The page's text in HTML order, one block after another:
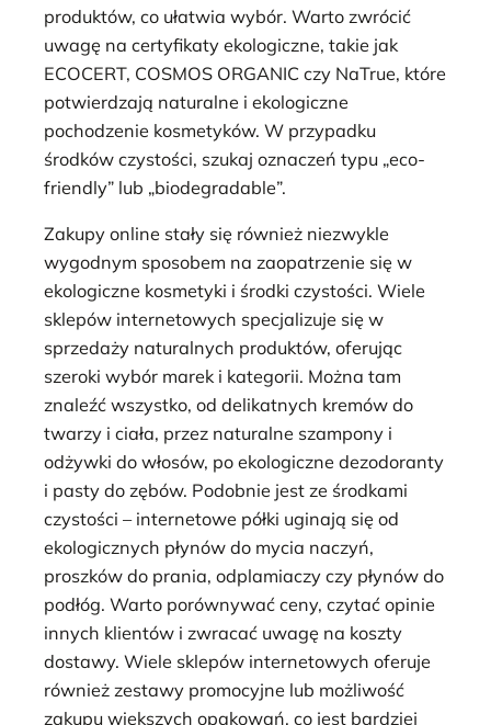
produktów, co ułatwia wybór. Warto zwrócić
uwagę na certyfikaty ekologiczne, takie jak
ECOCERT, COSMOS ORGANIC czy NaTrue, które
potwierdzają naturalne i ekologiczne
pochodzenie kosmetyków. W przypadku
środków czystości, szukaj oznaczeń typu „eco-
friendly” lub „biodegradable”.
Zakupy online stały się również niezwykle
wygodnym sposobem na zaopatrzenie się w
ekologiczne kosmetyki i środki czystości. Wiele
sklepów internetowych specjalizuje się w
sprzedaży naturalnych produktów, oferując
szeroki wybór marek i kategorii. Można tam
znaleźć wszystko, od delikatnych kremów do
twarzy i ciała, przez naturalne szampony i
odżywki do włosów, po ekologiczne dezodoranty
i pasty do zębów. Podobnie jest ze środkami
czystości – internetowe półki uginają się od
ekologicznych płynów do mycia naczyń,
proszków do prania, odplamiaczy czy płynów do
podłóg. Warto porównywać ceny, czytać opinie
innych klientów i zwracać uwagę na koszty
dostawy. Wiele sklepów internetowych oferuje
również zestawy promocyjne lub możliwość
zakupu większych opakowań, co jest bardziej